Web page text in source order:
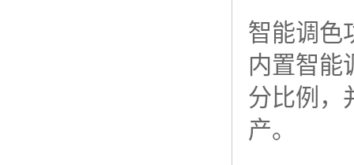
智能调色
内置智能
分比例，
产。